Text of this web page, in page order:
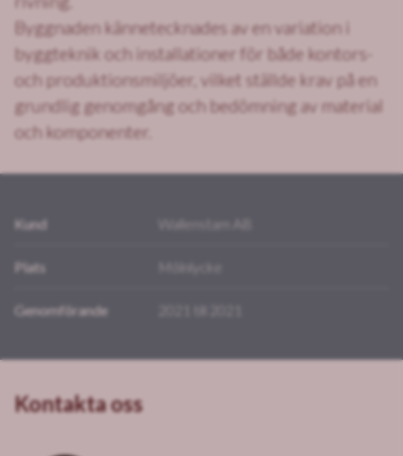
Byggnaden kännetecknades av en variation i
byggteknik och installationer för både kontors-
och produktionsmiljöer, vilket ställde krav på en
grundlig genomgång och bedömning av material
och komponenter.
Kund Wallenstam AB
Plats Mölnlycke
Genomförande 2021 till 2021
Kontakta oss